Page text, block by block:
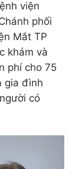
viện
phối
Mắt TP
khám và
phí cho 75
gia đình
có